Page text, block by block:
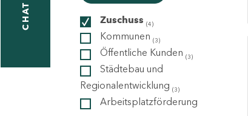
CHAT Zuschuss (4)
Kommunen (3)
Öffentliche Kunden (3)
Städtebau und
Regionalentwicklung (3)
Arbeitsplatzförderung